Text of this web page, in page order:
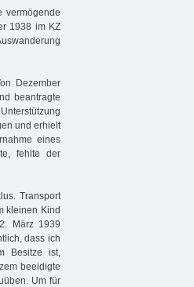
vermögende
1938 im KZ
Dezember
beantragte
und erhielt
eines
fehlte der
Transport
kleinen Kind
März 1939
dass ich
Besitze ist,
beeidigte
Um für